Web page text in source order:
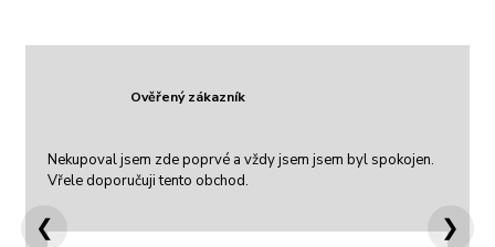
Ověřený zákazník
Nekupoval jsem zde poprvé a vždy jsem jsem byl spokojen.
Vřele doporučuji tento obchod.
❮ ❯